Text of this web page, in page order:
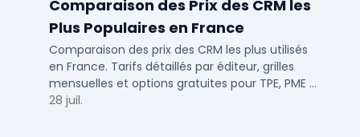
Comparaison des Prix des CRM les
Plus Populaires en France
Comparaison des prix des CRM les plus utilisés
en France. Tarifs détaillés par éditeur, grilles
mensuelles et options gratuites pour TPE, PME et
ETI.
28 juil.